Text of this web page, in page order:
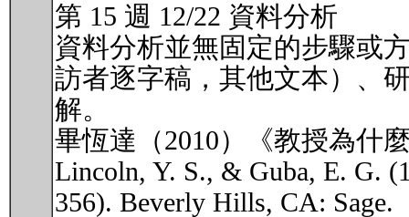
第 15 週 12/22 資料分析
資料分析並無固定的步驟或
訪者逐字稿，其他文本）、
解。
畢恆達（2010）《教授為什
Lincoln, Y. S., & Guba, E. G.
356). Beverly Hills, CA: Sage.